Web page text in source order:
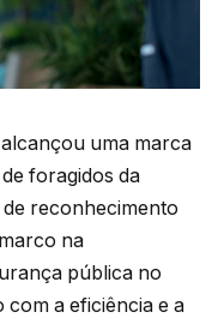
uma marca
foragidos da
reconhecimento
na
pública no
a eficiência e a